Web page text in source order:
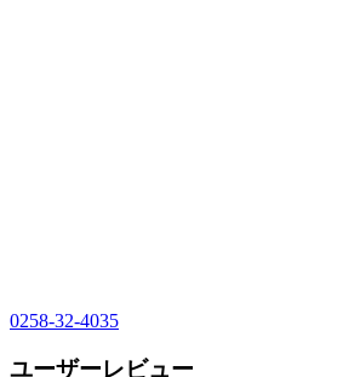
0258-32-4035
ユーザーレビュー